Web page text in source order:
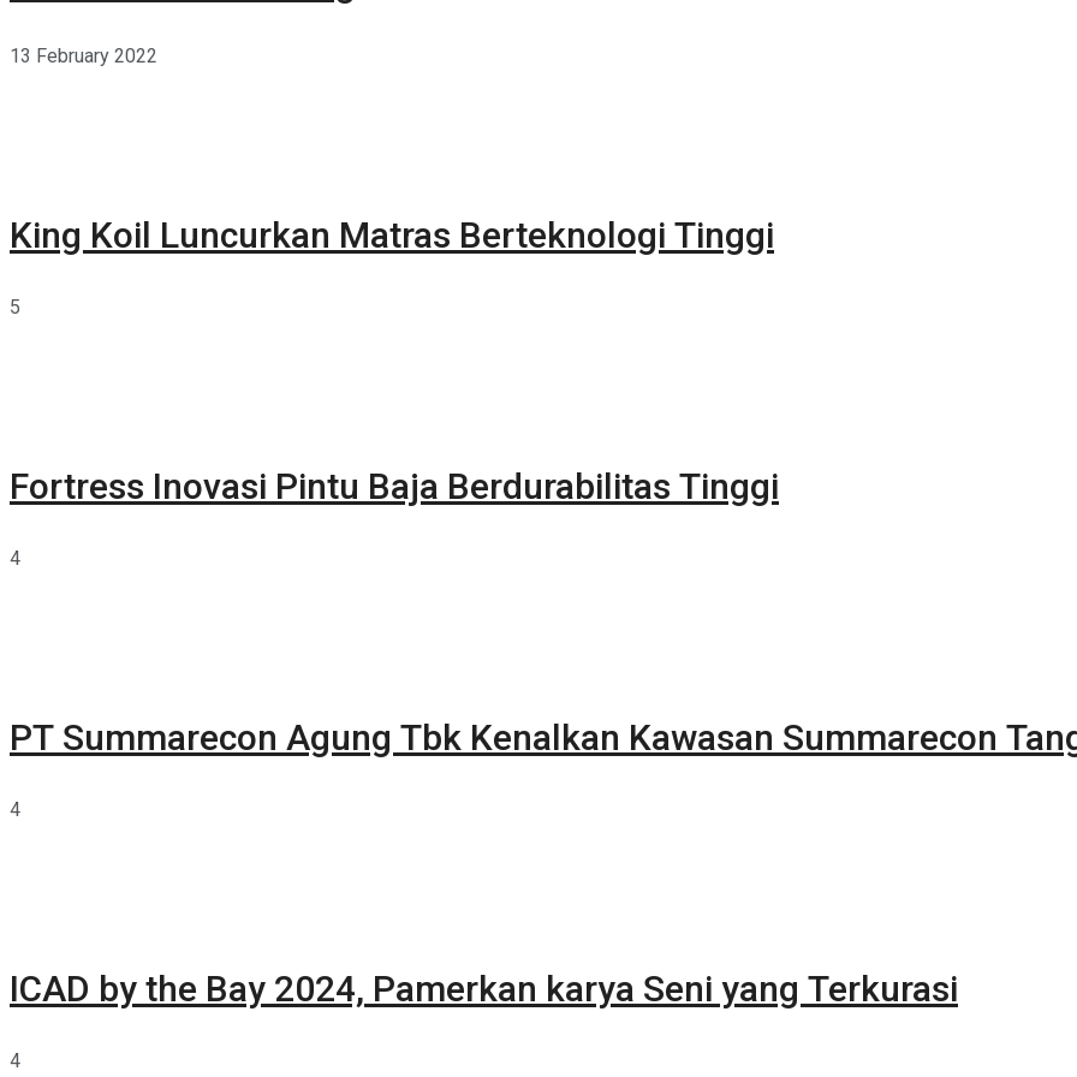
13 February 2022
King Koil Luncurkan Matras Berteknologi Tinggi
5
Fortress Inovasi Pintu Baja Berdurabilitas Tinggi
4
PT Summarecon Agung Tbk Kenalkan Kawasan Summarecon
4
ICAD by the Bay 2024, Pamerkan karya Seni yang Terkurasi
4